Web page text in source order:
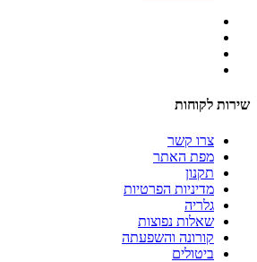
שירות לקוחות
צרו קשר
מפת האתר
תקנון
מדיניות הפרטיות
גלריה
שאלות נפוצות
קורונה והשפעתה
ביטולים